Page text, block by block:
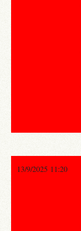
13/9/2025 11:20